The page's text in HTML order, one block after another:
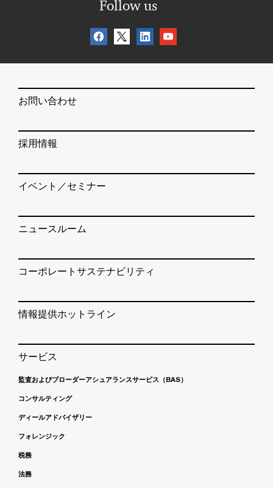
Follow us
お問い合わせ
採用情報
イベント／セミナー
ニュースルーム
コーポレートサステナビリティ
情報提供ホットライン
サービス
監査およびブローダーアシュアランスサービス（BAS）
コンサルティング
ディールアドバイザリー
フォレンジック
税務
法務